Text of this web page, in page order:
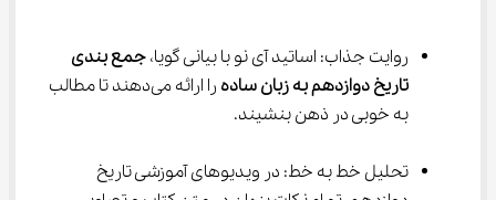
روایت جذاب: اساتید آی نو با بیانی گویا، جمع بندی
تاریخ دوازدهم به زبان ساده
را ارائه می‌دهند تا مطالب
به خوبی در ذهن بنشیند.
تحلیل خط به خط: در ویدیوهای آموزشی تاریخ